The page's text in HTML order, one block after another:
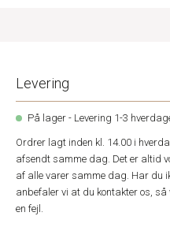
Levering
På lager - Levering 1-3
Ordrer lagt inden kl. 14.00 i
afsendt samme dag. Det er altid
af alle varer samme dag. Har du
anbefaler vi at du kontakter os,
en fejl.